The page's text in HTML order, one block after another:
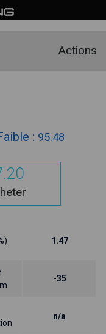
Actions
: 95.48
1.47
-35
n/a